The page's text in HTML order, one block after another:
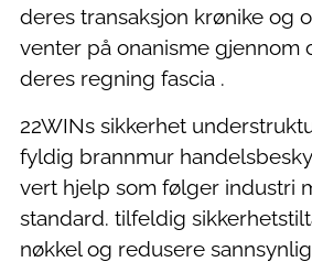
deres transaksjon krønike og
venter på onanisme gjennom
deres regning fascia .
22WINs sikkerhet
fyldig brannmur
vert hjelp som følger industri
standard. tilfeldig
nøkkel og redusere